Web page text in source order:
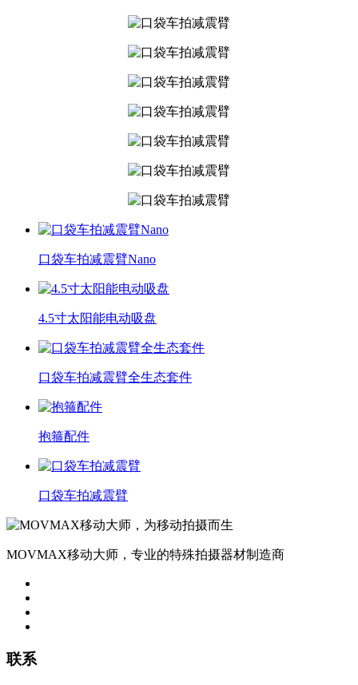
口袋车拍减震臂Nano
4.5寸太阳能电动吸盘
口袋车拍减震臂全生态套件
抱箍配件
口袋车拍减震臂
MOVMAX移动大师，专业的特殊拍摄器材制造商
联系